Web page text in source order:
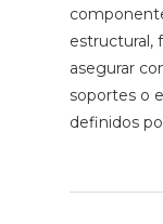
estructural,
asegurar
soportes o
definidos